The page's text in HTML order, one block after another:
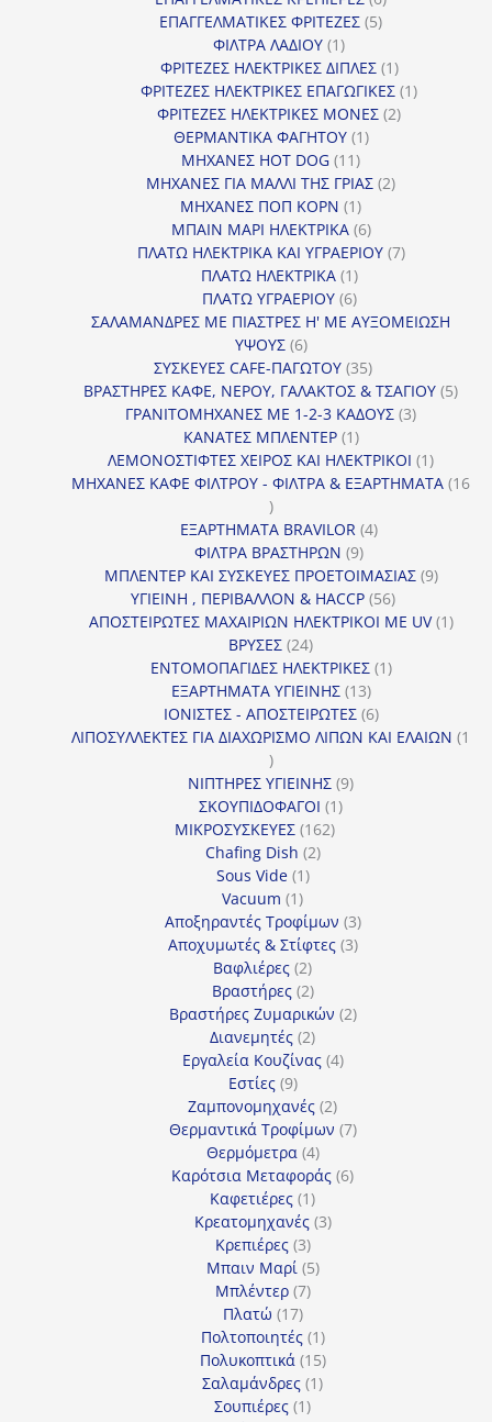
προϊόντα
ΕΠΑΓΓΕΛΜΑΤΙΚΕΣ ΦΡΙΤΕΖΕΣ 55
ΦΙΛΤΡΑ ΛΑΔΙΟΥ 11
προϊόν
ΦΡΙΤΕΖΕΣ ΗΛΕΚΤΡΙΚΕΣ ΔΙΠΛΕΣ 11
προϊόν
ΦΡΙΤΕΖΕΣ ΗΛΕΚΤΡΙΚΕΣ ΕΠΑΓΩΓΙΚΕΣ 11
ΦΡΙΤΕΖΕΣ ΗΛΕΚΤΡΙΚΕΣ ΜΟΝΕΣ 22
ΘΕΡΜΑΝΤΙΚΑ ΦΑΓΗΤΟΥ 11
ΜΗΧΑΝΕΣ HOT DOG 1111
προϊόντα
ΜΗΧΑΝΕΣ ΓΙΑ ΜΑΛΛΙ ΤΗΣ ΓΡΙΑΣ 22
ΜΗΧΑΝΕΣ ΠΟΠ ΚΟΡΝ 11
προϊόν
ΜΠΑΙΝ ΜΑΡΙ ΗΛΕΚΤΡΙΚΑ 66
προϊόντα
ΠΛΑΤΩ ΗΛΕΚΤΡΙΚΑ ΚΑΙ ΥΓΡΑΕΡΙΟΥ 77
ΠΛΑΤΩ ΗΛΕΚΤΡΙΚΑ 11
προϊόν
ΠΛΑΤΩ ΥΓΡΑΕΡΙΟΥ 66
προϊόντα
ΣΑΛΑΜΑΝΔΡΕΣ ΜΕ ΠΙΑΣΤΡΕΣ Η' ΜΕ ΑΥΞΟΜΕΙΩΣΗ
ΥΨΟΥΣ 66
προϊόντα
ΣΥΣΚΕΥΕΣ CAFE-ΠΑΓΩΤΟΥ 3535
προϊόντα
ΒΡΑΣΤΗΡΕΣ ΚΑΦΕ, ΝΕΡΟΥ, ΓΑΛΑΚΤΟΣ & ΤΣΑΓΙΟΥ 55
ΓΡΑΝΙΤΟΜΗΧΑΝΕΣ ΜΕ 1-2-3 ΚΑΔΟΥΣ 33
ΚΑΝΑΤΕΣ ΜΠΛΕΝΤΕΡ 11
προϊόν
ΛΕΜΟΝΟΣΤΙΦΤΕΣ ΧΕΙΡΟΣ ΚΑΙ ΗΛΕΚΤΡΙΚΟΙ 11
προϊόν
ΜΗΧΑΝΕΣ ΚΑΦΕ ΦΙΛΤΡΟΥ - ΦΙΛΤΡΑ & ΕΞΑΡΤΗΜΑΤΑ 16
16
προϊόντα
ΕΞΑΡΤΗΜΑΤΑ BRAVILOR 44
ΦΙΛΤΡΑ ΒΡΑΣΤΗΡΩΝ 99
προϊόντα
ΜΠΛΕΝΤΕΡ ΚΑΙ ΣΥΣΚΕΥΕΣ ΠΡΟΕΤΟΙΜΑΣΙΑΣ 99
ΥΓΙΕΙΝΗ , ΠΕΡΙΒΑΛΛΟΝ & HACCP 5656
προϊόντα
ΑΠΟΣΤΕΙΡΩΤΕΣ ΜΑΧΑΙΡΙΩΝ ΗΛΕΚΤΡΙΚΟΙ ΜΕ UV 11
ΒΡΥΣΕΣ 2424
προϊόντα
ΕΝΤΟΜΟΠΑΓΙΔΕΣ ΗΛΕΚΤΡΙΚΕΣ 11
ΕΞΑΡΤΗΜΑΤΑ ΥΓΙΕΙΝΗΣ 1313
προϊόντα
ΙΟΝΙΣΤΕΣ - ΑΠΟΣΤΕΙΡΩΤΕΣ 66
προϊόντα
ΛΙΠΟΣΥΛΛΕΚΤΕΣ ΓΙΑ ΔΙΑΧΩΡΙΣΜΟ ΛΙΠΩΝ ΚΑΙ ΕΛΑΙΩΝ 1
1
προϊόν
ΝΙΠΤΗΡΕΣ ΥΓΙΕΙΝΗΣ 99
ΣΚΟΥΠΙΔΟΦΑΓΟΙ 11
ΜΙΚΡΟΣΥΣΚΕΥΕΣ 162162
Chafing Dish 22
Sous Vide 11
Vacuum 11
προϊόν
Αποξηραντές Τροφίμων 33
προϊόντα
Αποχυμωτές & Στίφτες 33
Βαφλιέρες 22
προϊόντα
Βραστήρες 22
προϊόντα
Βραστήρες Ζυμαρικών 22
Διανεμητές 22
προϊόντα
Εργαλεία Κουζίνας 44
Εστίες 99
προϊόντα
Ζαμπονομηχανές 22
προϊόντα
Θερμαντικά Τροφίμων 77
Θερμόμετρα 44
προϊόντα
Καρότσια Μεταφοράς 66
Καφετιέρες 11
προϊόν
Κρεατομηχανές 33
Κρεπιέρες 33
προϊόντα
Μπαιν Μαρί 55
Μπλέντερ 77
Πλατώ 1717
προϊόντα
Πολτοποιητές 11
προϊόν
Πολυκοπτικά 1515
προϊόντα
Σαλαμάνδρες 11
Σουπιέρες 11